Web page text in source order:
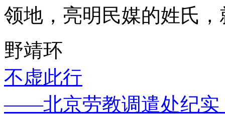
领地，亮明民媒的姓氏
野靖环
不虚此行
——北京劳教调遣处纪实